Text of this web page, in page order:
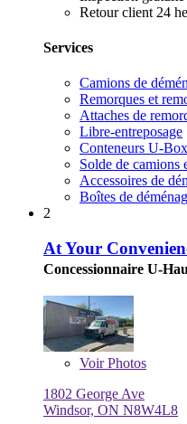
Retour client 24
Services
Camions de
Remorques et
Attaches de
Libre-entreposage
Conteneurs U-Box
Solde de camions
Accessoires de
Boîtes de
2
At Your
Concessionnaire U-
VoirPhotos
1802 George Ave
Windsor, ON N8W4L8